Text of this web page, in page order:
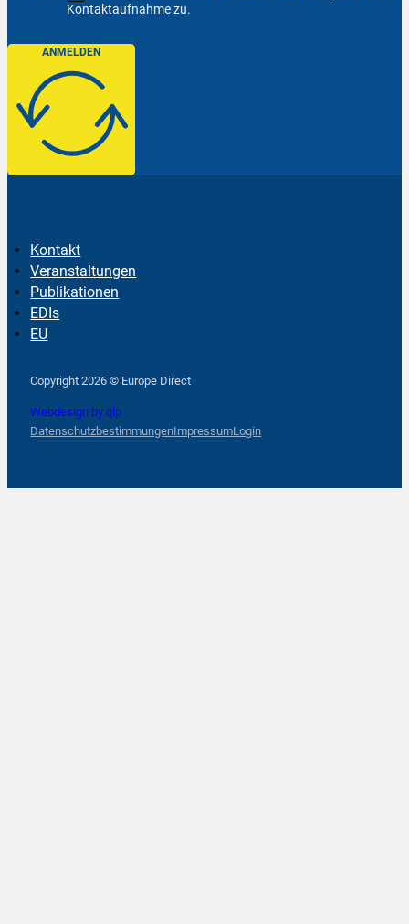
Kontaktaufnahme zu.
ANMELDEN
Kontakt
Veranstaltungen
Publikationen
EDIs
EU
Copyright 2026 © Europe Direct
Webdesign by qlp
DatenschutzbestimmungenImpressumLogin